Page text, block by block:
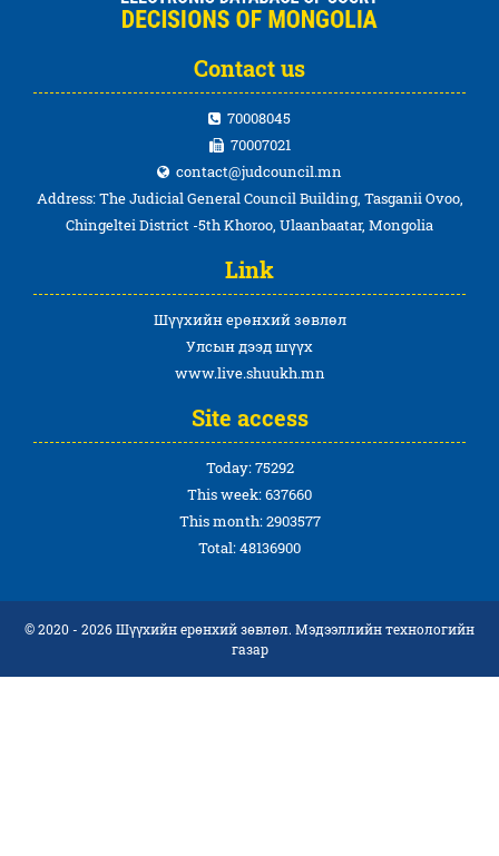
Contact us
70008045
70007021
contact@judcouncil.mn
Address: The Judicial General Council Building, Tasganii Ovoo,
Chingeltei District -5th Khoroo, Ulaanbaatar, Mongolia
Link
Шүүхийн ерөнхий зөвлөл
Улсын дээд шүүх
www.live.shuukh.mn
Site access
Today: 75292
This week: 637660
This month: 2903577
Total: 48136900
© 2020 - 2026 Шүүхийн ерөнхий зөвлөл. Мэдээллийн технологийн
газар